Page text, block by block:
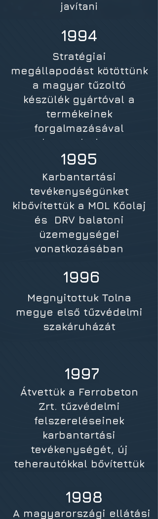
javítani
1994
Stratégiai
megállapodást kötöttünk
a magyar tűzoltó
készülék gyártóval a
termékeinek
forgalmazásával
kapcsolatban
Karbantartási
tevékenységünket
kibővítettük a MOL Kőolaj
és DRV balatoni
üzemegységei
vonatkozásában
1995
1996
Megnyitottuk Tolna
megye első tűzvédelmi
szakáruházát
Átvettük a Ferrobeton
Zrt. tűzvédelmi
felszereléseinek
karbantartási
tevékenységét, új
teherautókkal bővítettük
1997
A magyarországi ellátási
1998